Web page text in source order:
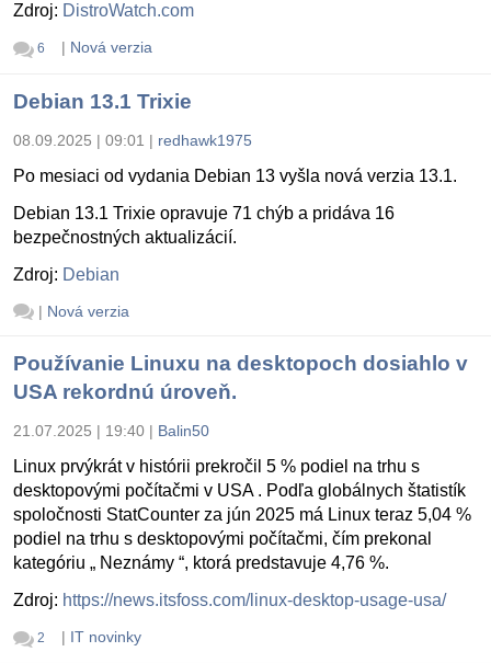
Zdroj: DistroWatch.com
6 | Nová verzia
Debian 13.1 Trixie
08.09.2025 | 09:01 | redhawk1975
Po mesiaci od vydania Debian 13 vyšla nová verzia 13.1.
Debian 13.1 Trixie opravuje 71 chýb a pridáva 16
bezpečnostných aktualizácií.
Zdroj: Debian
| Nová verzia
Používanie Linuxu na desktopoch dosiahlo v
USA rekordnú úroveň.
21.07.2025 | 19:40 | Balin50
Linux prvýkrát v histórii prekročil 5 % podiel na trhu s
desktopovými počítačmi v USA . Podľa globálnych štatistík
spoločnosti StatCounter za jún 2025 má Linux teraz 5,04 %
podiel na trhu s desktopovými počítačmi, čím prekonal
kategóriu „ Neznámy “, ktorá predstavuje 4,76 %.
Zdroj: https://news.itsfoss.com/linux-desktop-usage-usa/
2 | IT novinky